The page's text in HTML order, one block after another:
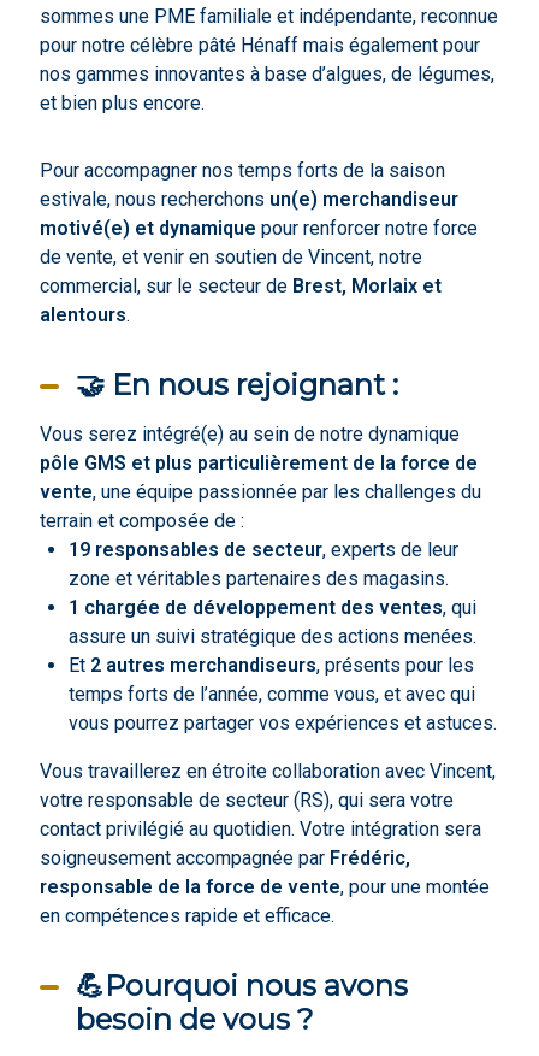
sommes une PME familiale et indépendante, reconnue
pour notre célèbre pâté Hénaff mais également pour
nos gammes innovantes à base d’algues, de légumes,
et bien plus encore.
Pour accompagner nos temps forts de la saison
estivale, nous recherchons un(e) merchandiseur
motivé(e) et dynamique pour renforcer notre force
de vente, et venir en soutien de Vincent, notre
commercial, sur le secteur deBrest, Morlaix et
alentours.
🤝 En nous rejoignant :
Vous serez intégré(e) au sein de notre dynamique
pôle GMS et plus particulièrement de la force de
vente, une équipe passionnée par les challenges du
terrain et composée de :
19 responsables de secteur, experts de leur
zone et véritables partenaires des magasins.
1 chargée de développement des ventes, qui
assure un suivi stratégique des actions menées.
Et 2 autres merchandiseurs, présents pour les
temps forts de l’année, comme vous, et avec qui
vous pourrez partager vos expériences et astuces.
Vous travaillerez en étroite collaboration avec Vincent,
votre responsable de secteur (RS), qui sera votre
contact privilégié au quotidien. Votre intégration sera
soigneusement accompagnée par Frédéric,
responsable de la force de vente, pour une montée
en compétences rapide et efficace.
💪Pourquoi nous avons
besoin de vous ?